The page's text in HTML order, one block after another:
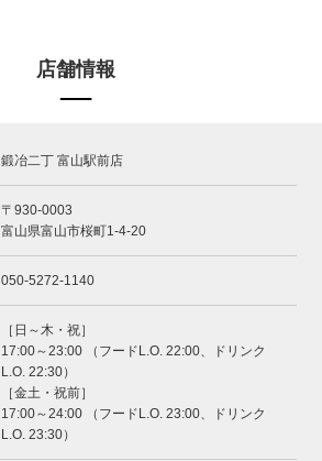
店舗情報
鍛冶二丁 富山駅前店
〒930-0003
富山県富山市桜町1-4-20
050-5272-1140
［日～木・祝］
17:00～23:00 （フードL.O. 22:00、ドリンク
L.O. 22:30）
［金土・祝前］
17:00～24:00 （フードL.O. 23:00、ドリンク
L.O. 23:30）